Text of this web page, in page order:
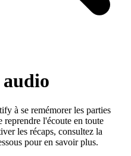
audio
à se remémorer les parties
l'écoute en toute
les récaps, consultez la
pour en savoir plus.